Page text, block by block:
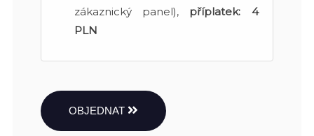
zákaznický panel), příplatek: 4
PLN
OBJEDNAT